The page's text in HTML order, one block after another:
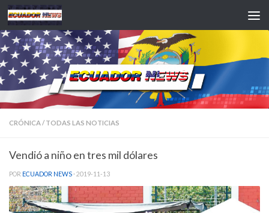
Saltar al contenido
CRÓNICA/ TODAS LAS NOTICIAS
Vendió a niño en tres mil dólares
POR ECUADOR NEWS · 2019-11-13